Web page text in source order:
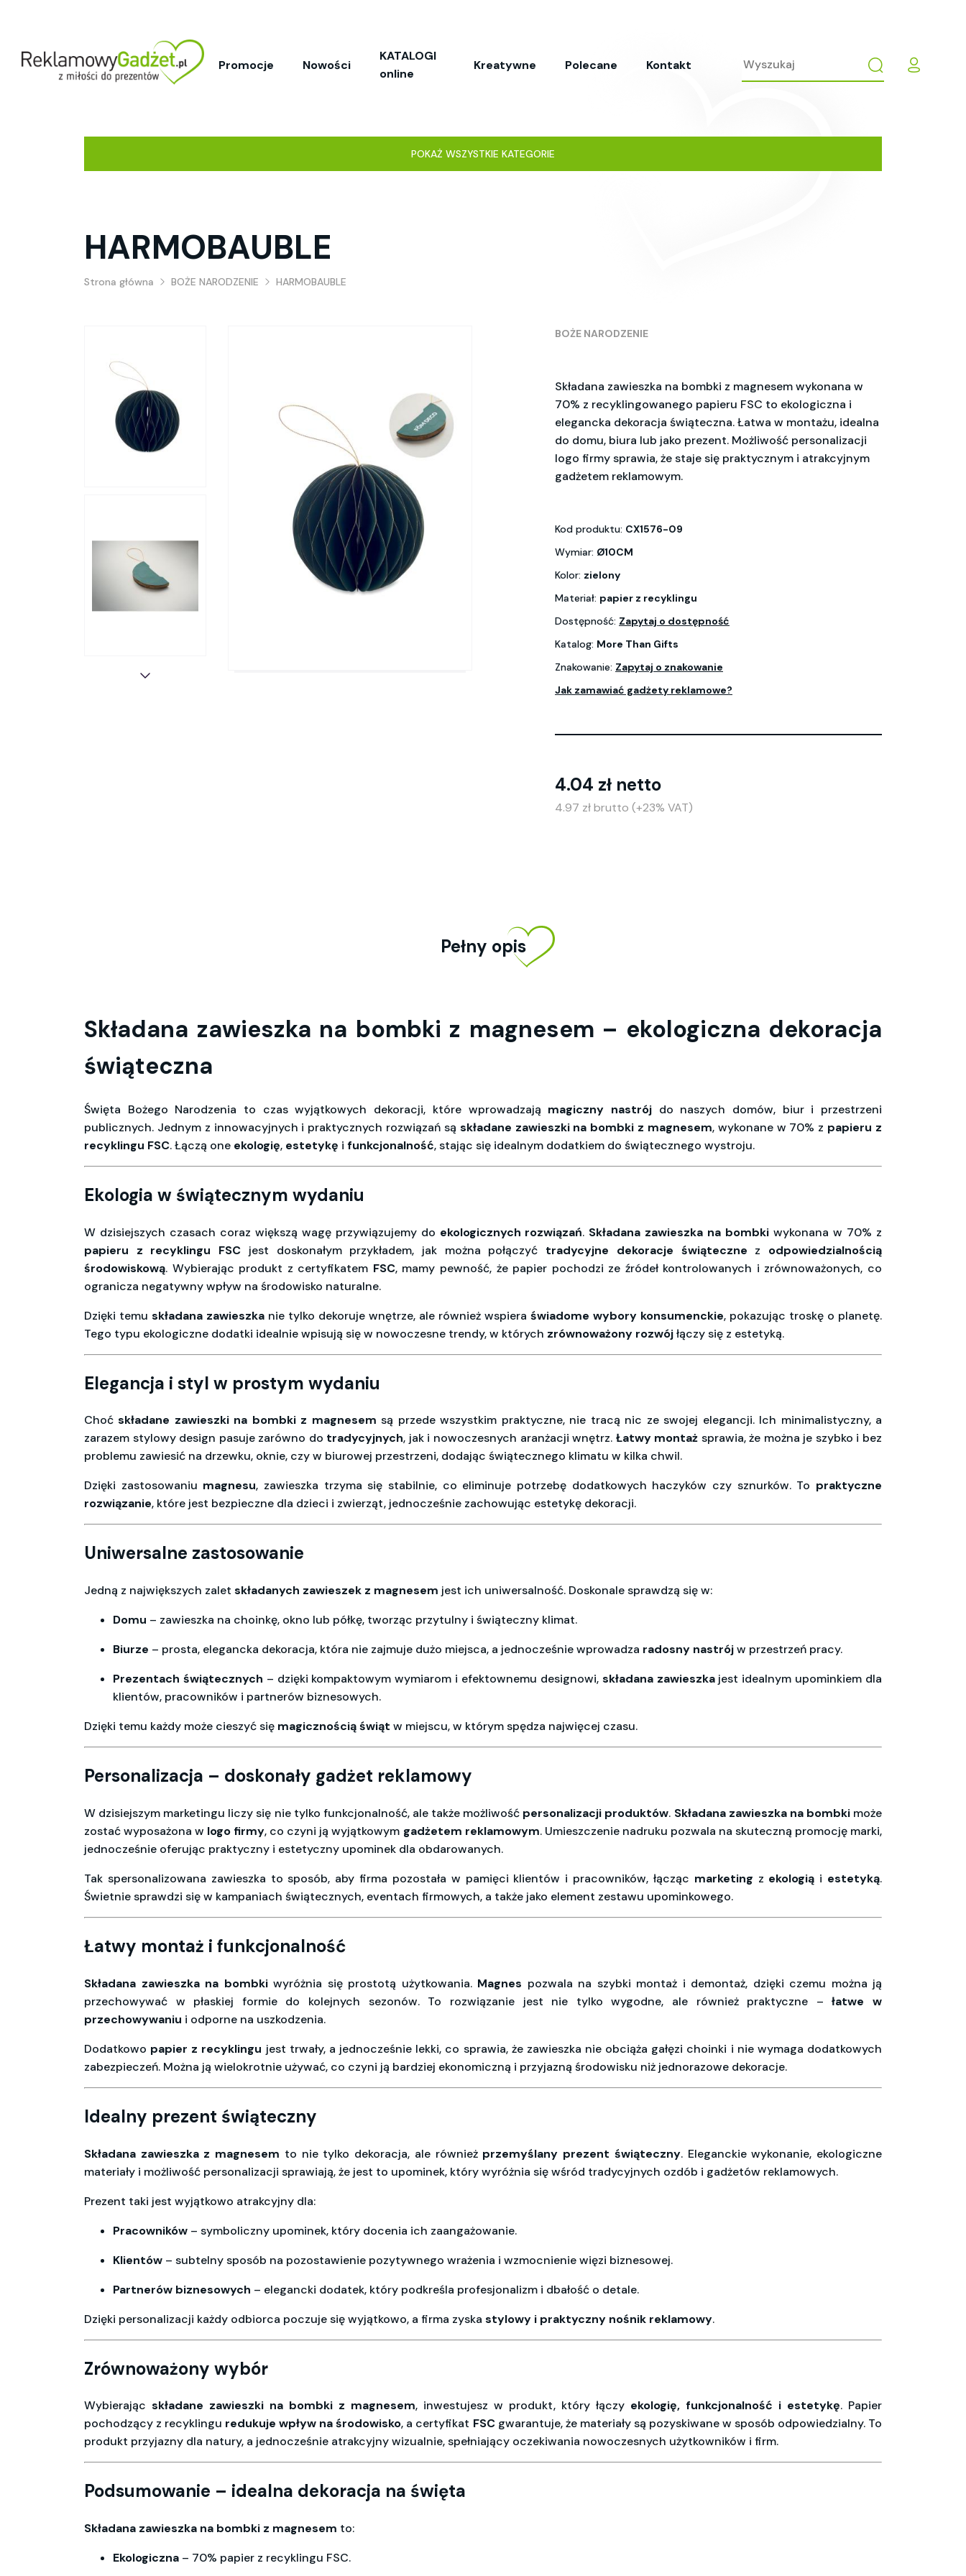
Promocje Nowości
KATALOGI
online
Kreatywne Polecane Kontakt
POKAŻ WSZYSTKIE KATEGORIE
HARMOBAUBLE
Strona główna BOŻE NARODZENIE HARMOBAUBLE
BOŻE NARODZENIE
Składana zawieszka na bombki z magnesem wykonana w
70% z recyklingowanego papieru FSC to ekologiczna i
elegancka dekoracja świąteczna. Łatwa w montażu, idealna
do domu, biura lub jako prezent. Możliwość personalizacji
logo firmy sprawia, że staje się praktycznym i atrakcyjnym
gadżetem reklamowym.
Kod produktu: CX1576-09
Wymiar: Ø10CM
Kolor: zielony
Materiał: papier z recyklingu
Dostępność: Zapytaj o dostępność
Katalog: More Than Gifts
Znakowanie: Zapytaj o znakowanie
Jak zamawiać gadżety reklamowe?
4.04 zł netto
4.97 zł brutto (+23% VAT)
Pełny opis
Składana zawieszka na bombki z magnesem – ekologiczna dekoracja
świąteczna
Święta Bożego Narodzenia to czas wyjątkowych dekoracji, które wprowadzają magiczny nastrójdo naszych domów, biur i przestrzeni
publicznych. Jednym z innowacyjnych i praktycznych rozwiązań są składane zawieszki na bombki z magnesem, wykonane w 70% z papieru z
recyklingu FSC. Łączą one ekologię, estetykę i funkcjonalność, stając się idealnym dodatkiem do świątecznego wystroju.
Ekologia w świątecznym wydaniu
W dzisiejszych czasach coraz większą wagę przywiązujemy do ekologicznych rozwiązań. Składana zawieszka na bombki wykonana w 70% z
papieru z recyklingu FSC jest doskonałym przykładem, jak można połączyć tradycyjne dekoracje świąteczne z odpowiedzialnością
środowiskową. Wybierając produkt z certyfikatem FSC, mamy pewność, że papier pochodzi ze źródeł kontrolowanych i zrównoważonych, co
ogranicza negatywny wpływ na środowisko naturalne.
Dzięki temu składana zawieszka nie tylko dekoruje wnętrze, ale również wspiera świadome wybory konsumenckie, pokazując troskę o planetę.
Tego typu ekologiczne dodatki idealnie wpisują się w nowoczesne trendy, w których zrównoważony rozwójłączy się z estetyką.
Elegancja i styl w prostym wydaniu
Choćskładane zawieszki na bombki z magnesem są przede wszystkim praktyczne, nie tracą nic ze swojej elegancji. Ich minimalistyczny, a
zarazem stylowy design pasuje zarówno do tradycyjnych, jak i nowoczesnych aranżacji wnętrz. Łatwy montaż sprawia, że można je szybko i bez
problemu zawiesić na drzewku, oknie, czy w biurowej przestrzeni, dodając świątecznego klimatu w kilka chwil.
Dzięki zastosowaniu magnesu, zawieszka trzyma się stabilnie, co eliminuje potrzebę dodatkowych haczyków czy sznurków. To praktyczne
rozwiązanie, które jest bezpieczne dla dzieci i zwierząt, jednocześnie zachowując estetykę dekoracji.
Uniwersalne zastosowanie
Jedną z największych zalet składanych zawieszek z magnesem jest ich uniwersalność. Doskonale sprawdzą się w:
Domu – zawieszka na choinkę, okno lub półkę, tworząc przytulny i świąteczny klimat.
Biurze – prosta, elegancka dekoracja, która nie zajmuje dużo miejsca, a jednocześnie wprowadza radosny nastrójw przestrzeń pracy.
Prezentach świątecznych – dzięki kompaktowym wymiarom i efektownemu designowi, składana zawieszkajest idealnym upominkiem dla
klientów, pracowników i partnerów biznesowych.
Dzięki temu każdy może cieszyć się magicznością świąt w miejscu, w którym spędza najwięcej czasu.
Personalizacja – doskonały gadżet reklamowy
W dzisiejszym marketingu liczy się nie tylko funkcjonalność, ale także możliwość personalizacji produktów. Składana zawieszka na bombkimoże
zostać wyposażona w logo firmy, co czyni ją wyjątkowym gadżetem reklamowym. Umieszczenie nadruku pozwala na skuteczną promocję marki,
jednocześnie oferując praktyczny i estetyczny upominek dla obdarowanych.
Tak spersonalizowana zawieszka to sposób, aby firma pozostała w pamięci klientów i pracowników, łącząc marketing z ekologią i estetyką.
Świetnie sprawdzi się w kampaniach świątecznych, eventach firmowych, a także jako element zestawu upominkowego.
Łatwy montaż i funkcjonalność
Składana zawieszka na bombkiwyróżnia się prostotą użytkowania. Magnes pozwala na szybki montaż i demontaż, dzięki czemu można ją
przechowywać w płaskiej formie do kolejnych sezonów. To rozwiązanie jest nie tylko wygodne, ale również praktyczne –łatwe w
przechowywaniu i odporne na uszkodzenia.
Dodatkowo papier z recyklingu jest trwały, a jednocześnie lekki, co sprawia, że zawieszka nie obciąża gałęzi choinki i nie wymaga dodatkowych
zabezpieczeń. Można ją wielokrotnie używać, co czyni ją bardziej ekonomiczną i przyjazną środowisku niż jednorazowe dekoracje.
Idealny prezent świąteczny
Składana zawieszka z magnesem to nie tylko dekoracja, ale również przemyślany prezent świąteczny. Eleganckie wykonanie, ekologiczne
materiały i możliwość personalizacji sprawiają, że jest to upominek, który wyróżnia się wśród tradycyjnych ozdób i gadżetów reklamowych.
Prezent taki jest wyjątkowo atrakcyjny dla:
Pracowników – symboliczny upominek, który docenia ich zaangażowanie.
Klientów – subtelny sposób na pozostawienie pozytywnego wrażenia i wzmocnienie więzi biznesowej.
Partnerów biznesowych – elegancki dodatek, który podkreśla profesjonalizm i dbałość o detale.
Dzięki personalizacji każdy odbiorca poczuje się wyjątkowo, a firma zyska stylowy i praktyczny nośnik reklamowy.
Zrównoważony wybór
Wybierając składane zawieszki na bombki z magnesem, inwestujesz w produkt, który łączy ekologię, funkcjonalność i estetykę. Papier
pochodzący z recyklingu redukuje wpływ na środowisko, a certyfikat FSCgwarantuje, że materiały są pozyskiwane w sposób odpowiedzialny. To
produkt przyjazny dla natury, a jednocześnie atrakcyjny wizualnie, spełniający oczekiwania nowoczesnych użytkowników i firm.
Podsumowanie – idealna dekoracja na święta
Składana zawieszka na bombki z magnesem to:
Ekologiczna – 70% papier z recyklingu FSC.